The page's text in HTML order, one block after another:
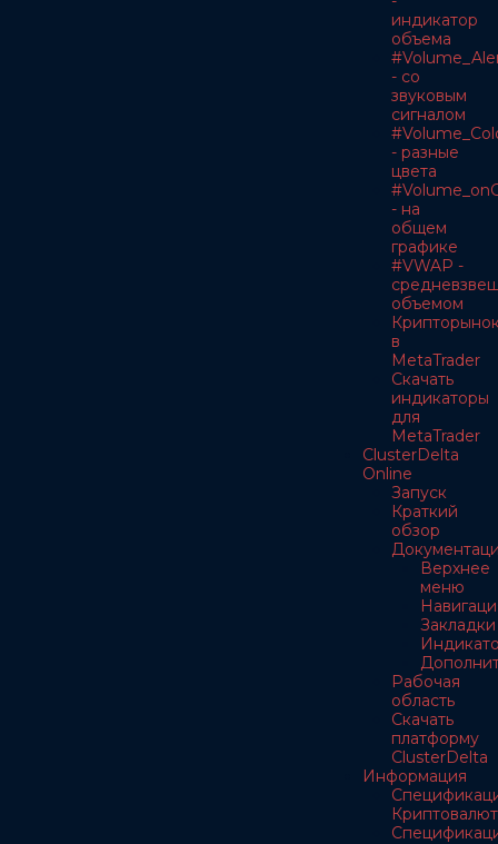
индикатор
объема
- со
звуковым
сигналом
- разные
цвета
- на
общем
графике
#VWAP -
объемом
в
MetaTrader
Скачать
индикаторы
для
MetaTrader
ClusterDelta
Online
Запуск
Краткий
обзор
Верхнее
меню
Закладки
Рабочая
область
Скачать
платформу
ClusterDelta
Информация
Криптовалют